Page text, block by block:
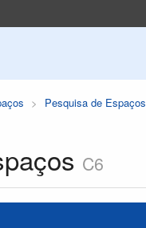
Pesquisa de Espaços
C6